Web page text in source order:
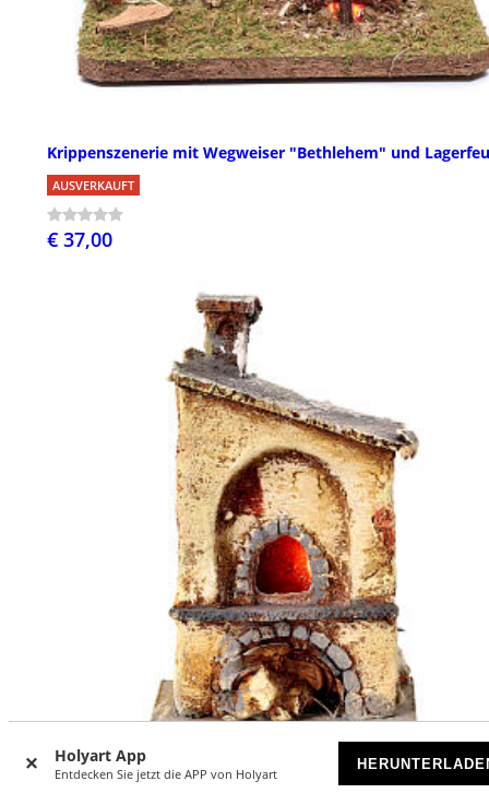
Holyart App
Entdecken Sie jetzt die APP von Holyart
Krippenszenerie mit Wegweiser "Bethlehem" und
AUSVERKAUFT
€ 37,00
Ofen, Krippenzubehör, Resin, für 8-10 cm Krippe,